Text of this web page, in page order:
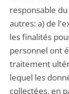
responsable
autres: a) de
les finalités
personnel ont
traitement
lequel les
collectées, en